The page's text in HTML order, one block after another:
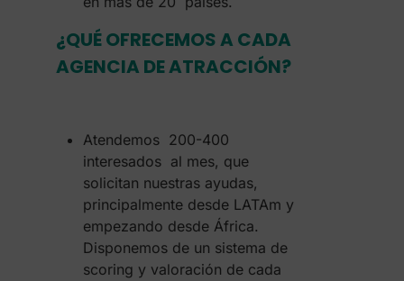
¿QUÉ OFRECEMOS A CADA
AGENCIA DE ATRACCIÓN?
Atendemos 200-400
interesados al mes, que
solicitan nuestras ayudas,
principalmente desde LATAm y
empezando desde África.
Disponemos de un sistema de
scoring y valoración de cada